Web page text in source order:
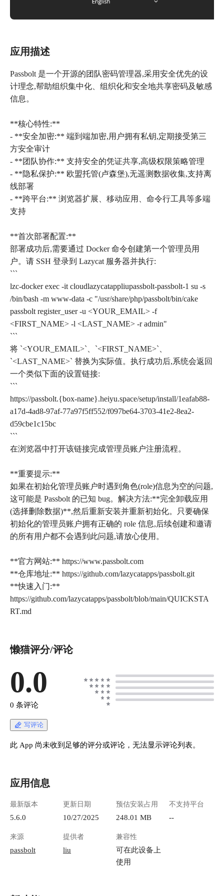
应用描述
Passbolt 是一个开源的团队密码管理器,采用安全优先的设
计理念,帮助组织集中化、组织化和安全地共享密码及敏感
信息。
**核心特性:**
- **安全加密:** 端到端加密,用户拥有私钥,定期接受第三
方安全审计
- **团队协作:** 支持安全的凭证共享,高级权限策略管理
- **隐私保护:** 欧盟托管(卢森堡),无遥测数据收集,支持离
线部署
- **跨平台:** 浏览器扩展、移动应用、命令行工具等多端
支持
**首次部署配置:**
部署成功后,需要通过 Docker 命令创建第一个管理员用
户。请 SSH 登录到 Lazycat 服务器并执行:
```
lzc-docker exec -it cloudlazycatappliupassbolt-passbolt-1 su -s
/bin/bash -m www-data -c "/usr/share/php/passbolt/bin/cake
passbolt register_user -u <YOUR_EMAIL> -f
<FIRST_NAME> -l <LAST_NAME> -r admin"
```
将 `<YOUR_EMAIL>`、`<FIRST_NAME>`、
`<LAST_NAME>` 替换为实际值。执行成功后,系统会返回
一个类似下面的设置链接:
```
https://passbolt.{box-name}.heiyu.space/setup/install/1eafab88-
a17d-4ad8-97af-77a97f5ff552/f097be64-3703-41e2-8ea2-
d59cbe1c15bc
```
在浏览器中打开该链接完成管理员账户注册流程。
**重要提示:**
如果在初始化管理员账户时遇到角色(role)信息为空的问题,
这可能是 Passbolt 的已知 bug。解决方法:**完全卸载应用
(选择删除数据)**,然后重新安装并重新初始化。只要确保
初始化的管理员账户拥有正确的 role 信息,后续创建和邀请
的所有用户都不会遇到此问题,请放心使用。
**官方网站:** https://www.passbolt.com
**仓库地址:** https://github.com/lazycatapps/passbolt.git
**快速入门:**
https://github.com/lazycatapps/passbolt/blob/main/QUICKSTA
懒猫评分/评论
0.0
0 条评论
写评论
此 App 尚未收到足够的评分或评论，无法显示评论列表。
应用信息
最新版本
5.6.0
更新日期
10/27/2025
预估安装占用
248.01 MB
不支持平台
--
来源
passbolt
提供者
liu
兼容性
可在此设备上
使用